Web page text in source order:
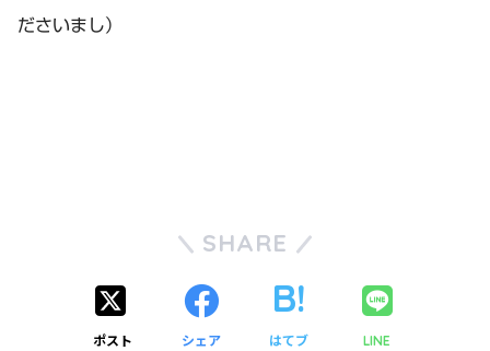
ださいまし）
SHARE
ポスト シェア はてブ LINE